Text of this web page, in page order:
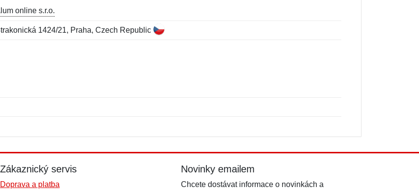
online s.r.o.
1424/21, Praha, Czech Republic
Zákaznický servis
Doprava a platba
Novinky emailem
Chcete dostávat informace o novinkách a